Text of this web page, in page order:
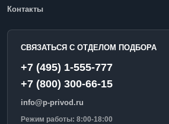
Контакты
СВЯЗАТЬСЯ С ОТДЕЛОМ ПОДБОРА
+7 (495) 1-555-777
+7 (800) 300-66-15
info@p-privod.ru
Режим работы: 8:00-18:00